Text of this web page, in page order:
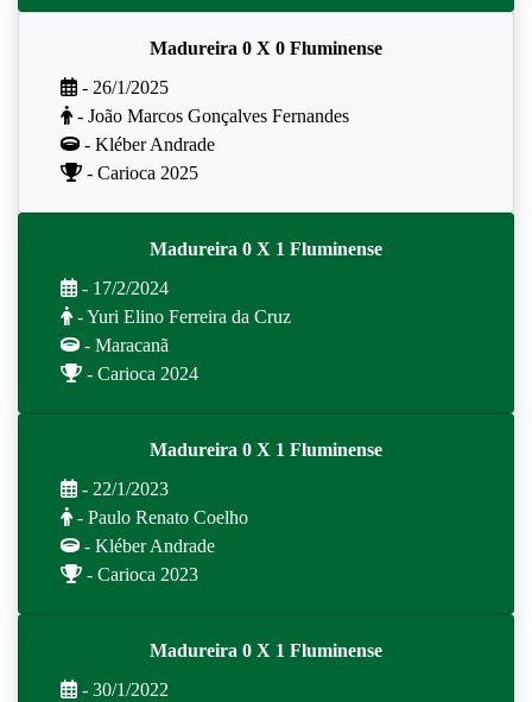
Madureira 0 X 0 Fluminense
- 26/1/2025
- João Marcos Gonçalves Fernandes
- Kléber Andrade
- Carioca 2025
Madureira 0 X 1 Fluminense
- 17/2/2024
- Yuri Elino Ferreira da Cruz
- Maracanã
- Carioca 2024
Madureira 0 X 1 Fluminense
- 22/1/2023
- Paulo Renato Coelho
- Kléber Andrade
- Carioca 2023
Madureira 0 X 1 Fluminense
- 30/1/2022